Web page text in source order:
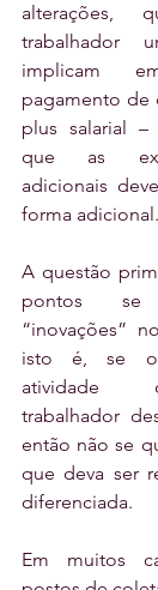
alterações,
trabalhador
implicam
pagamento de
plus salarial
que as
adicionais
forma adicional.
A questão
pontos se
“inovações”
isto é, se o
atividade
trabalhador
então não se
que deva ser
diferenciada.
Em muitos